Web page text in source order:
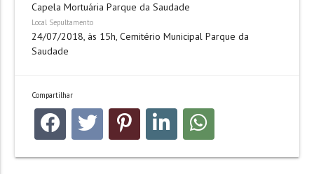
Capela Mortuária Parque da Saudade
Local Sepultamento
24/07/2018, às 15h, Cemitério Municipal Parque da
Saudade
Compartilhar